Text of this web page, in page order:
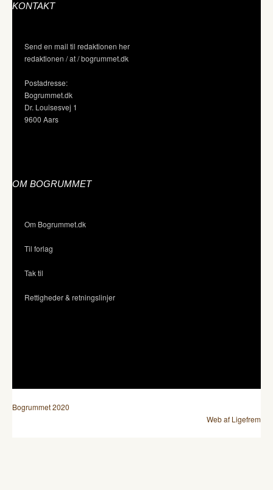
KONTAKT
Send en mail til redaktionen her
redaktionen / at / bogrummet.dk
Postadresse:
Bogrummet.dk
Dr. Louisesvej 1
9600 Aars
OM BOGRUMMET
Om Bogrummet.dk
Til forlag
Tak til
Rettigheder & retningslinjer
Bogrummet 2020
Web af Ligefrem